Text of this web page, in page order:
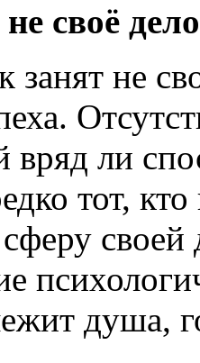
своё
занят не
вряд ли
тот,
душа,